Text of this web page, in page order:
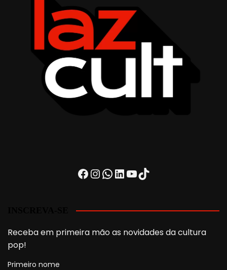
Facebook
Instagram
WhatsApp
LinkedIn
Youtube
TikTok
Receba em primeira mão as novidades da cultura
pop!
Primeiro nome